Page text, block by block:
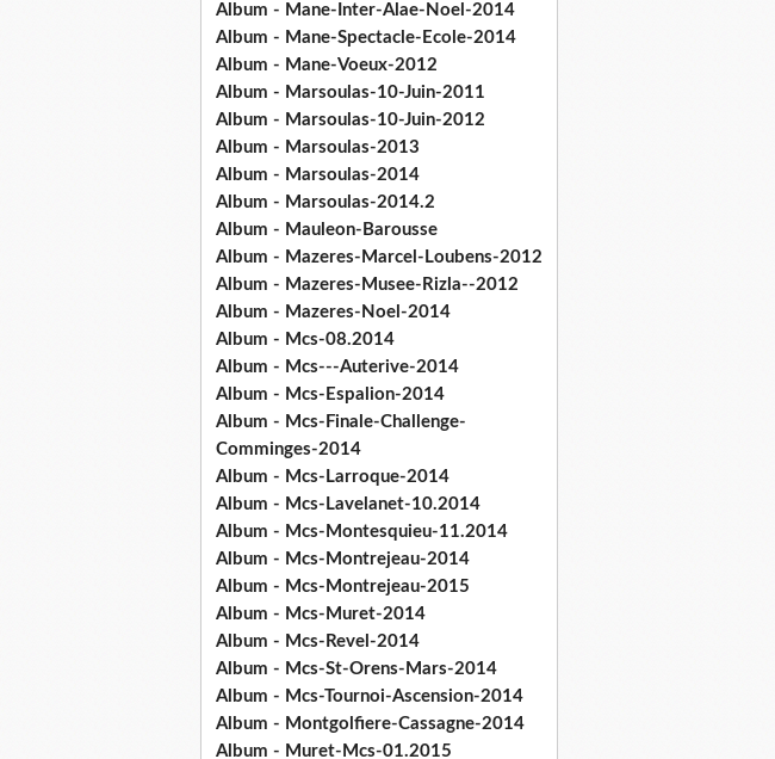
Album - Mane-Inter-Alae-Noel-2014
Album - Mane-Spectacle-Ecole-2014
Album - Mane-Voeux-2012
Album - Marsoulas-10-Juin-2011
Album - Marsoulas-10-Juin-2012
Album - Marsoulas-2013
Album - Marsoulas-2014
Album - Marsoulas-2014.2
Album - Mauleon-Barousse
Album - Mazeres-Marcel-Loubens-2012
Album - Mazeres-Musee-Rizla--2012
Album - Mazeres-Noel-2014
Album - Mcs-08.2014
Album - Mcs---Auterive-2014
Album - Mcs-Espalion-2014
Album - Mcs-Finale-Challenge-
Comminges-2014
Album - Mcs-Larroque-2014
Album - Mcs-Lavelanet-10.2014
Album - Mcs-Montesquieu-11.2014
Album - Mcs-Montrejeau-2014
Album - Mcs-Montrejeau-2015
Album - Mcs-Muret-2014
Album - Mcs-Revel-2014
Album - Mcs-St-Orens-Mars-2014
Album - Mcs-Tournoi-Ascension-2014
Album - Montgolfiere-Cassagne-2014
Album - Muret-Mcs-01.2015